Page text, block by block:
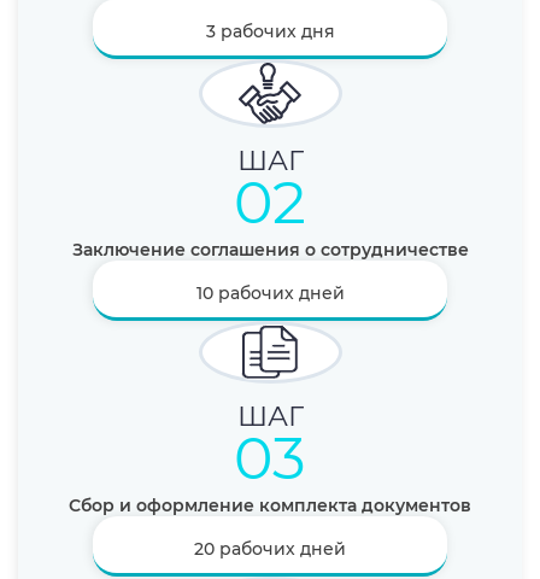
3 рабочих дня
02
Заключение соглашения о сотрудничестве
10 рабочих дней
03
Сбор и оформление комплекта документов
20 рабочих дней